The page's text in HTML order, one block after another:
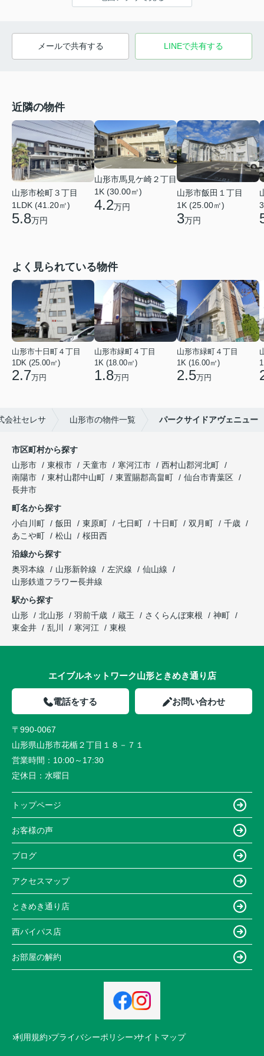
メールで共有する LINEで共有する
近隣の物件
山形市桧町３丁目
1LDK (41.20㎡)
5.8万円
山形市馬見ケ崎２丁目
1K (30.00㎡)
4.2万円
山形市飯田１丁目
1K (25.00㎡)
3万円
よく見られている物件
山形市十日町４丁目
1DK (25.00㎡)
2.7万円
山形市緑町４丁目
1K (18.00㎡)
1.8万円
山形市緑町４丁目
1K (16.00㎡)
2.5万円
会社セレサ 山形市の物件一覧 パークサイドアヴェニュー
市区町村から探す
山形市
東根市 天童市 寒河江市
西村山郡河北町
南陽市
東村山郡中山町 東置賜郡高畠町
仙台市青葉区
長井市
町名から探す
小白川町
飯田 東原町 七日町 十日町 双月町
千歳
あこや町
松山
桜田西
沿線から探す
奥羽本線
山形新幹線 左沢線
仙山線
山形鉄道フラワー長井線
駅から探す
山形
北山形 羽前千歳 蔵王 さくらんぼ東根
神町
東金井
乱川 寒河江 東根
エイブルネットワーク山形ときめき通り店
電話をする お問い合わせ
〒990-0067
山形県山形市花楯２丁目１８－７１
営業時間： 10:00～17:30
定休日： 水曜日
トップページ
お客様の声
ブログ
アクセスマップ
ときめき通り店
西バイパス店
お部屋の解約
利用規約 プライバシーポリシー サイトマップ